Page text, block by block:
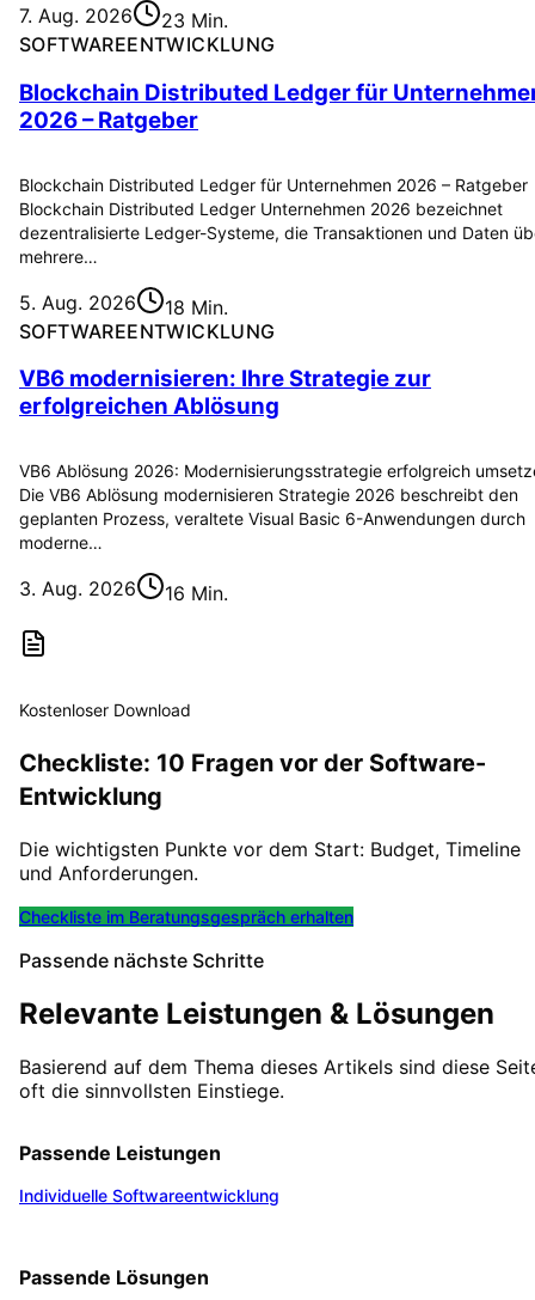
7. Aug. 2026
23 Min.
SOFTWAREENTWICKLUNG
Blockchain Distributed Ledger für
2026 – Ratgeber
Blockchain Distributed Ledger für Unternehmen 2026 – Ratgeber
Blockchain Distributed Ledger Unternehmen 2026 bezeichnet
dezentralisierte Ledger-Systeme, die Transaktionen und Daten
mehrere…
5. Aug. 2026
18 Min.
SOFTWAREENTWICKLUNG
VB6 modernisieren: Ihre Strategie zur
erfolgreichen Ablösung
VB6 Ablösung 2026: Modernisierungsstrategie erfolgreich
Die VB6 Ablösung modernisieren Strategie 2026 beschreibt den
geplanten Prozess, veraltete Visual Basic 6-Anwendungen durch
moderne…
3. Aug. 2026 16 Min.
Kostenloser Download
Checkliste: 10 Fragen vor der Software-
Entwicklung
Die wichtigsten Punkte vor dem Start: Budget, Timeline
und Anforderungen.
Checkliste im Beratungsgespräch erhalten
Passende nächste Schritte
Relevante Leistungen & Lösungen
Basierend auf dem Thema dieses Artikels sind diese
oft die sinnvollsten Einstiege.
Passende Leistungen
Individuelle Softwareentwicklung
Passende Lösungen